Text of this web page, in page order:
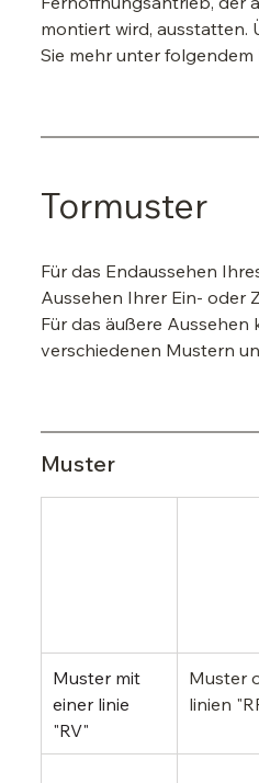
montiert wird, ausstatten.
Sie mehr unter folgendem
Tormuster
Für das Endaussehen
Aussehen Ihrer Ein- oder
Für das äußere Aussehen
verschiedenen Mustern
Muster
Muster mit
einer linie
"RV"
Muster
linien